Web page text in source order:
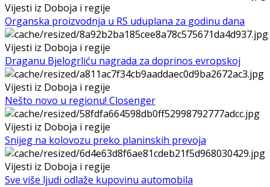
Vijesti iz Doboja i regije
Organska proizvodnja u RS uduplana za godinu dana
Vijesti iz Doboja i regije
Draganu Bjelogrliću nagrada za doprinos evropskoj
Vijesti iz Doboja i regije
Nešto novo u regionu! Closenger
Vijesti iz Doboja i regije
Snijeg na kolovozu preko planinskih prevoja
Vijesti iz Doboja i regije
Sve više ljudi odlaže kupovinu automobila